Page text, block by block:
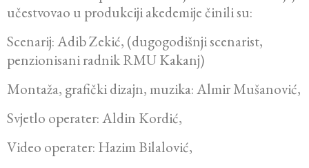
učestvovao u produkciji akedemije činili su:
Scenarij: Adib Zekić, (dugogodišnji scenarist,
penzionisani radnik RMU Kakanj)
Montaža, grafički dizajn, muzika: Almir Mušanović,
Svjetlo operater: Aldin Kordić,
Video operater: Hazim Bilalović,